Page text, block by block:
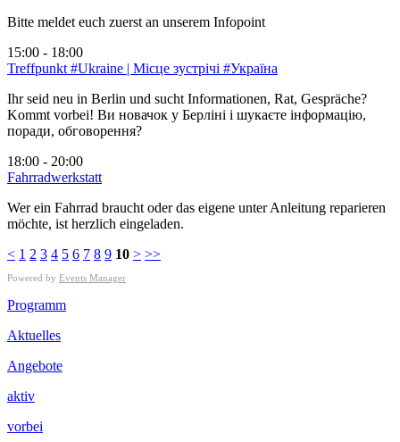
Bitte meldet euch zuerst an unserem Infopoint
15:00 - 18:00
Treffpunkt #Ukraine | Місце зустрічі #Україна
Ihr seid neu in Berlin und sucht Informationen, Rat, Gespräche?
Kommt vorbei! Ви новачок у Берліні і шукаєте інформацію,
поради, обговорення?
18:00 - 20:00
Fahrradwerkstatt
Wer ein Fahrrad braucht oder das eigene unter Anleitung reparieren
möchte, ist herzlich eingeladen.
< 1 2 3 4 5 6 7 8 9 10 > >>
Powered by Events Manager
Footer
Inhalt
Programm
Aktuelles
Angebote
aktiv
vorbei